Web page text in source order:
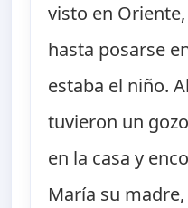
visto en
hasta posarse
estaba el niño.
tuvieron un
en la casa y
María su